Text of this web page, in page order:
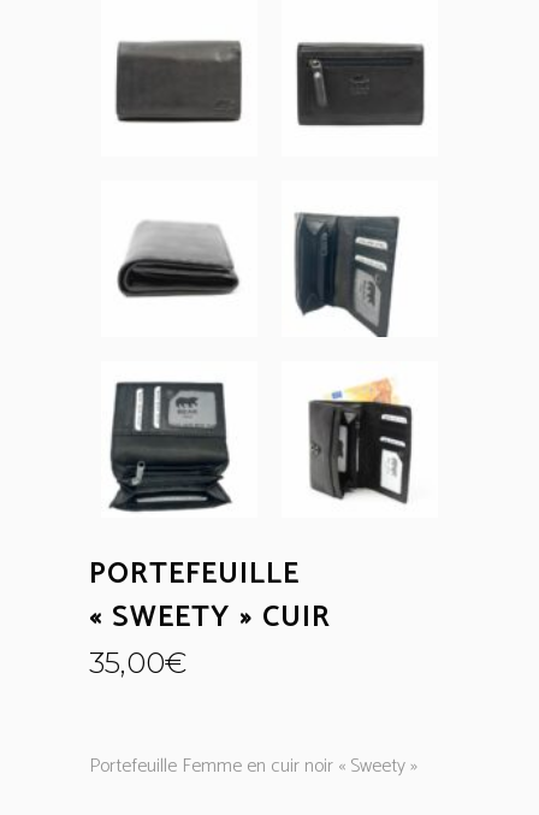
PORTEFEUILLE
« SWEETY » CUIR
35,00€
Portefeuille Femme en cuir noir « Sweety »